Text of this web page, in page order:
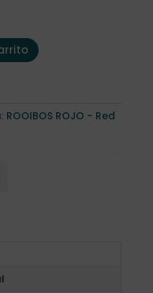
250 gr. cantidad
ROOIBOS ROJO - Red